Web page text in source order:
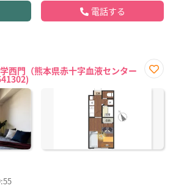
電話する
西門（熊本県赤十字血液センター
に入